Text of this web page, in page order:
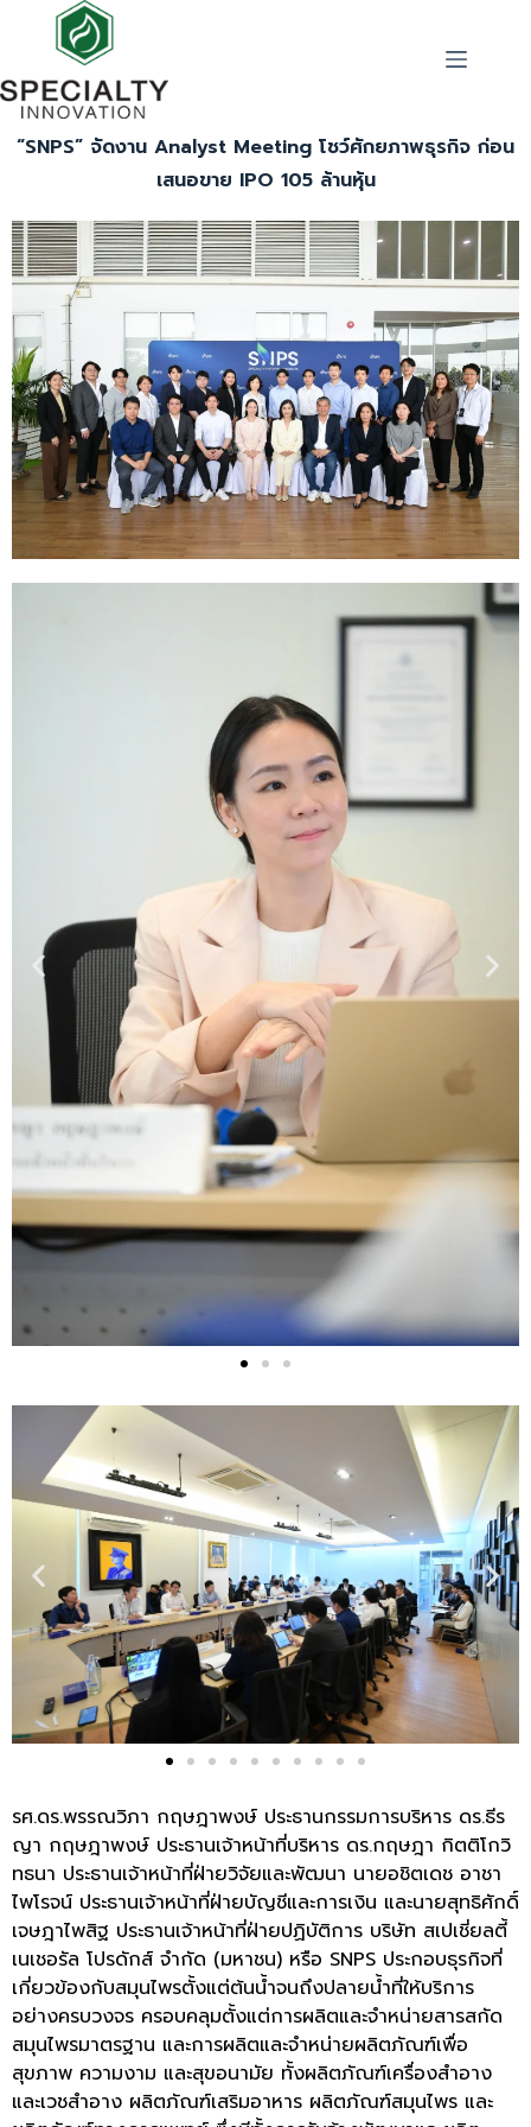
“SNPS” จัดงาน Analyst Meeting โชว์ศักยภาพธุรกิจ ก่อน
เสนอขาย IPO 105 ล้านหุ้น
รศ.ดร.พรรณวิภา กฤษฎาพงษ์ ประธานกรรมการบริหาร ดร.ธีร
ญา กฤษฎาพงษ์ ประธานเจ้าหน้าที่บริหาร ดร.กฤษฎา กิตติโกวิ
ทธนา ประธานเจ้าหน้าที่ฝ่ายวิจัยและพัฒนา นายอชิตเดช อาชา
ไพโรจน์ ประธานเจ้าหน้าที่ฝ่ายบัญชีและการเงิน และนายสุทธิศักดิ์
เจษฎาไพสิฐ ประธานเจ้าหน้าที่ฝ่ายปฏิบัติการ บริษัท สเปเชี่ยลตี้
เนเชอรัล โปรดักส์ จำกัด (มหาชน) หรือ SNPS ประกอบธุรกิจที่
เกี่ยวข้องกับสมุนไพรตั้งแต่ต้นน้ำจนถึงปลายน้ำที่ให้บริการ
อย่างครบวงจร ครอบคลุมตั้งแต่การผลิตและจำหน่ายสารสกัด
สมุนไพรมาตรฐาน และการผลิตและจำหน่ายผลิตภัณฑ์เพื่อ
สุขภาพ ความงาม และสุขอนามัย ทั้งผลิตภัณฑ์เครื่องสำอาง
และเวชสำอาง ผลิตภัณฑ์เสริมอาหาร ผลิตภัณฑ์สมุนไพร และ